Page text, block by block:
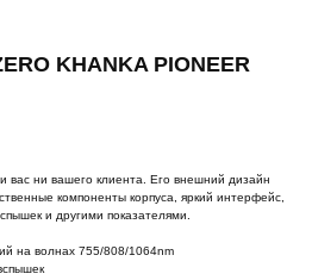
KHANKA PIONEER
вас ни вашего клиента. Его внешний дизайн
компоненты корпуса, яркий интерфейс,
и другими показателями.
на волнах 755/808/1064nm